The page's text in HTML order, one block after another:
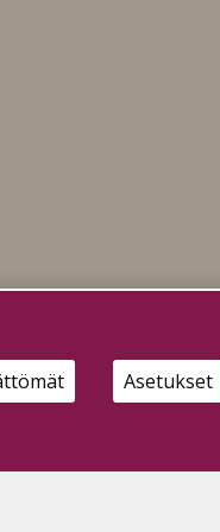
Asetukset